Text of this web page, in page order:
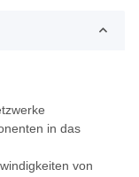
in das
von